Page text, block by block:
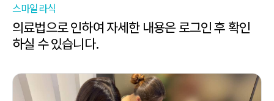
스마일라식
의료법으로 인하여 자세한 내용은 로그인 후 확인
하실 수 있습니다.